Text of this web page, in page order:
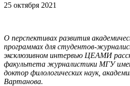
25 октября 2021
О перспективах развития
программах для студентов-
эксклюзивном интервью ЦЕАМИ
факультета журналистики МГУ
доктор филологических наук,
Вартанова.